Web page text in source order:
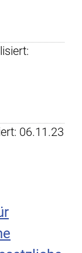
06.11.23